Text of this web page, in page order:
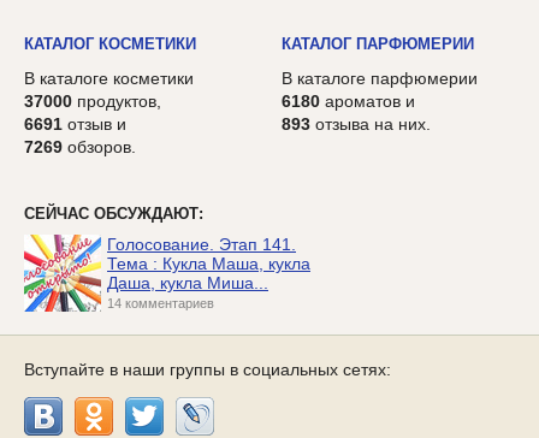
КАТАЛОГ КОСМЕТИКИ
В каталоге косметики
37000 продуктов,
6691 отзыв и
7269 обзоров.
КАТАЛОГ ПАРФЮМЕРИИ
В каталоге парфюмерии
6180 ароматов и
893 отзыва на них.
СЕЙЧАС ОБСУЖДАЮТ:
Голосование. Этап 141.
Тема : Кукла Маша, кукла
Даша, кукла Миша...
14 комментариев
Вступайте в наши группы в социальных сетях: